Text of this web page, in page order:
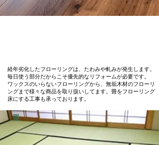
経年劣化したフローリングは、たわみや軋みが発生します。
毎日使う部分だからこそ優先的なリフォームが必要です。
ワックスのいらないフローリングから、無垢木材のフローリ
ングまで様々な商品を取り扱いしてます。畳をフローリング
床にする工事も承っております。
畳